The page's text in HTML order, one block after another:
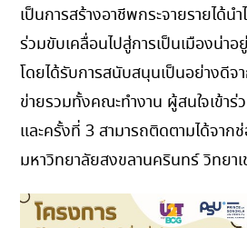
เป็นการสร้างอาชีพกระจายรายได้น
ร่วมขับเคลื่อนไปสู่การเป็นเมืองน่า
โดยได้รับการสนับสนุนเป็นอย่างดีจ
ข่ายรวมทั้งคณะทำงาน ผู้สนใจเข้าร่
และครั้งที่ 3 สามารถติดตามได้จาก
มหาวิทยาลัยสงขลานครินทร์ วิทยา